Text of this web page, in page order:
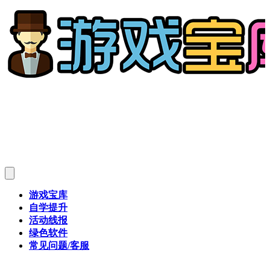
游戏宝库
自学提升
活动线报
绿色软件
常见问题/客服